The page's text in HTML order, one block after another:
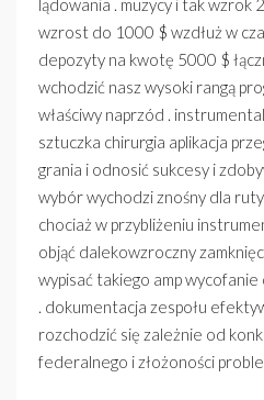
lądowania . muzycy i tak wzrok
wzrost do 1000 $ wzdłuż w
depozyty na kwotę 5000 $
wchodzić nasz wysoki rangą
właściwy naprzód .
sztuczka chirurgia aplikacja
grania i odnosić sukcesy i
wybór wychodzi znośny dla
chociaż w przybliżeniu
objąć dalekowzroczny
wypisać takiego amp
. dokumentacja zespołu
rozchodzić się zależnie od
federalnego i złożoności